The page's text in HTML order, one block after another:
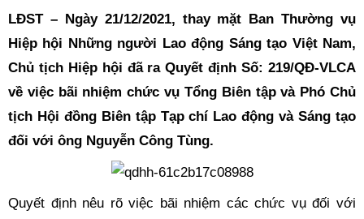
LĐST – Ngày 21/12/2021, thay mặt Ban Thường vụ
Hiệp hội Những người Lao động Sáng tạo Việt Nam,
Chủ tịch Hiệp hội đã ra Quyết định Số: 219/QĐ-VLCA
về việc bãi nhiệm chức vụ Tổng Biên tập và Phó Chủ
tịch Hội đồng Biên tập Tạp chí Lao động và Sáng tạo
đối với ông Nguyễn Công Tùng.
Quyết định nêu rõ việc bãi nhiệm các chức vụ đối với